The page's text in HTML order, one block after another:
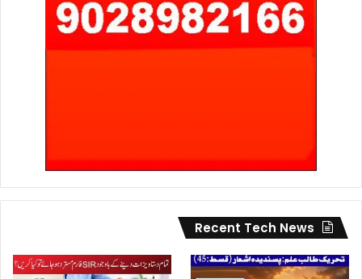
Recent Tech News